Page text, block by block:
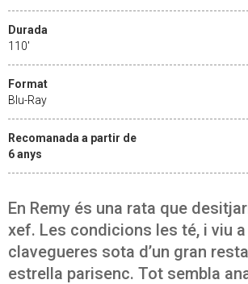
Durada
110'
Format
Blu-Ray
Recomanada a partir de
6 anys
En Remy és una rata que
xef. Les condicions les té, i viu
clavegueres sota d’un gran
estrella parisenc. Tot sembla